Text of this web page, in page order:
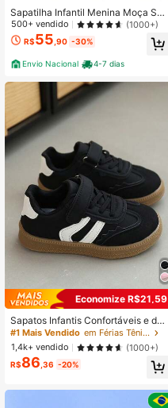
Sapatilha Infantil Menina Moça Sap
ato Boneca Feminina Sapatinho Bat
izado Daminha Fivela 16 ao 34 Fest
a Flor
500+ vendido (1000+)
R$55 ,90 -30%
Envio Nacional 4-7 dias
Economize R$21,59
Sapatos Infantis Confortáveis e da
Moda de Cano Baixo / Sapatos Infa
ntis para Primavera e Outono / Têni
s Infantis com Sola de Borracha Ant
iderrapante em PU
#1 Mais Vendido
em Férias Tênis infantil
1,4k+ vendido
(1000+)
R$86 ,36 -20%